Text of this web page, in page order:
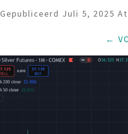
Gepubliceerd Juli 5, 2025 At
←